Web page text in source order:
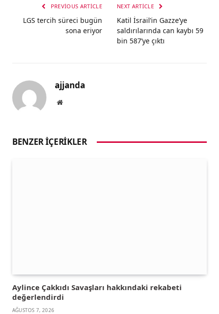
PREVIOUS ARTICLE
LGS tercih süreci bugün
sona eriyor
NEXT ARTICLE
Katil İsrail’in Gazze’ye
saldırılarında can kaybı 59
bin 587’ye çıktı
ajjanda
Website
BENZER İÇERIKLER
Aylince Çakkıdı Savaşları hakkındaki rekabeti
değerlendirdi
AĞUSTOS 7, 2026